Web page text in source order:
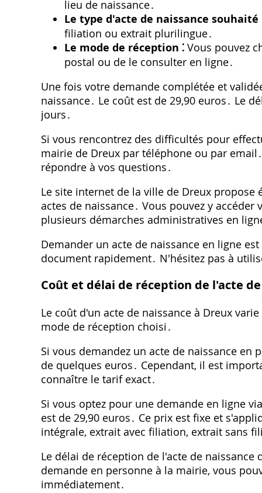
lieu de naissance․
Le type d'acte de naissance souhaité
filiation ou extrait plurilingue․
Le mode de réception ⁚ Vous pouvez
postal ou de le consulter en ligne․
Une fois votre demande complétée et
naissance․ Le coût est de 29,90 euros․ Le
jours․
Si vous rencontrez des difficultés pour
mairie de Dreux par téléphone ou par
répondre à vos questions․
Le site internet de la ville de Dreux
actes de naissance․ Vous pouvez y
plusieurs démarches administratives en
Demander un acte de naissance en ligne
document rapidement․ N'hésitez pas à
Coût et délai de réception de l'acte
Le coût d'un acte de naissance à Dreux
mode de réception choisi․
Si vous demandez un acte de naissance en
de quelques euros․ Cependant, il est
connaître le tarif exact․
Si vous optez pour une demande en ligne
est de 29,90 euros․ Ce prix est fixe et
intégrale, extrait avec filiation, extrait sans
Le délai de réception de l'acte de
demande en personne à la mairie, vous
immédiatement․